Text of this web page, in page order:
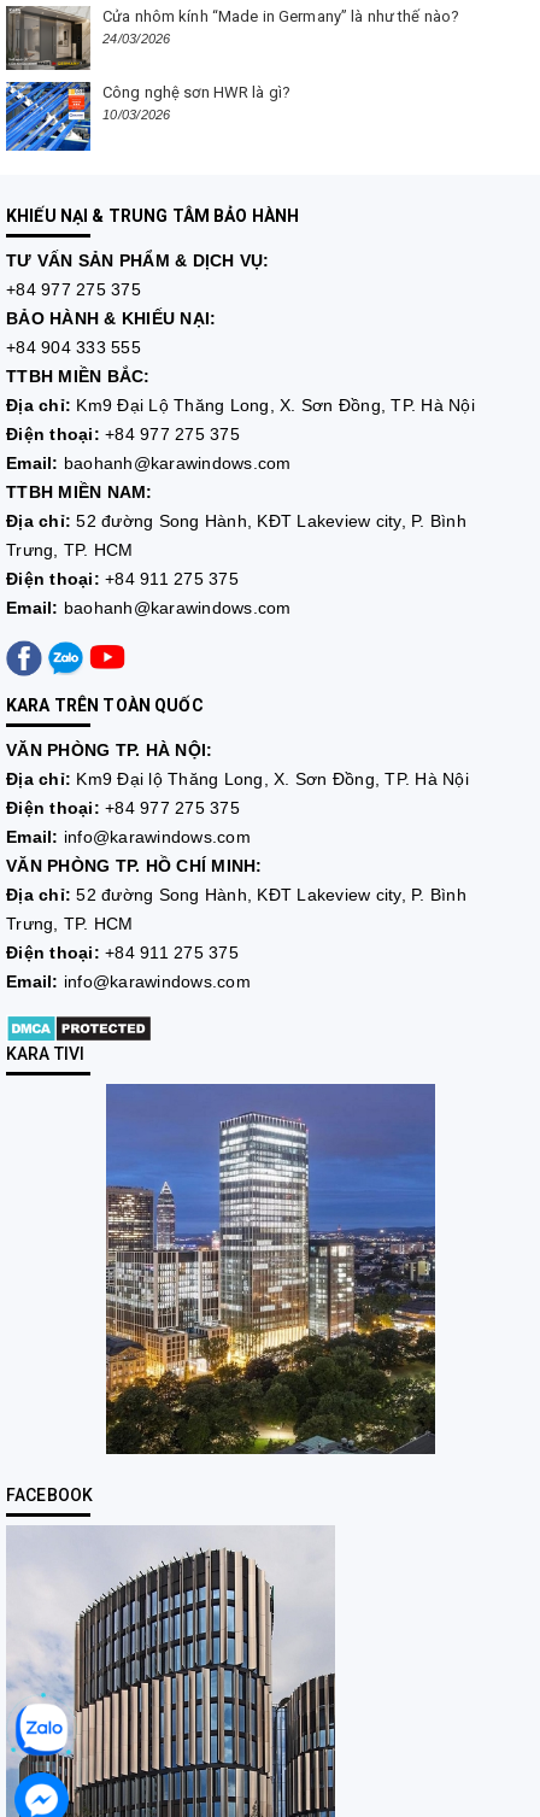
Cửa nhôm kính “Made in Germany” là như thế nào?
24/03/2026
Công nghệ sơn HWR là gì?
10/03/2026
KHIẾU NẠI & TRUNG TÂM BẢO HÀNH
TƯ VẤN SẢN PHẨM & DỊCH VỤ:
+84 977 275 375
BẢO HÀNH & KHIẾU NẠI:
+84 904 333 555
TTBH MIỀN BẮC:
Địa chỉ: Km9 Đại Lộ Thăng Long, X. Sơn Đồng, TP. Hà Nội
Điện thoại: +84 977 275 375
Email: baohanh@karawindows.com
TTBH MIỀN NAM:
Địa chỉ: 52 đường Song Hành, KĐT Lakeview city, P. Bình
Trưng, TP. HCM
Điện thoại: +84 911 275 375
Email: baohanh@karawindows.com
KARA TRÊN TOÀN QUỐC
VĂN PHÒNG TP. HÀ NỘI:
Địa chỉ: Km9 Đại lộ Thăng Long, X. Sơn Đồng, TP. Hà Nội
Điện thoại: +84 977 275 375
Email: info@karawindows.com
VĂN PHÒNG TP. HỒ CHÍ MINH:
Địa chỉ:52 đường Song Hành, KĐT Lakeview city, P. Bình
Trưng, TP. HCM
Điện thoại: +84 911 275 375
Email: info@karawindows.com
KARA TIVI
FACEBOOK